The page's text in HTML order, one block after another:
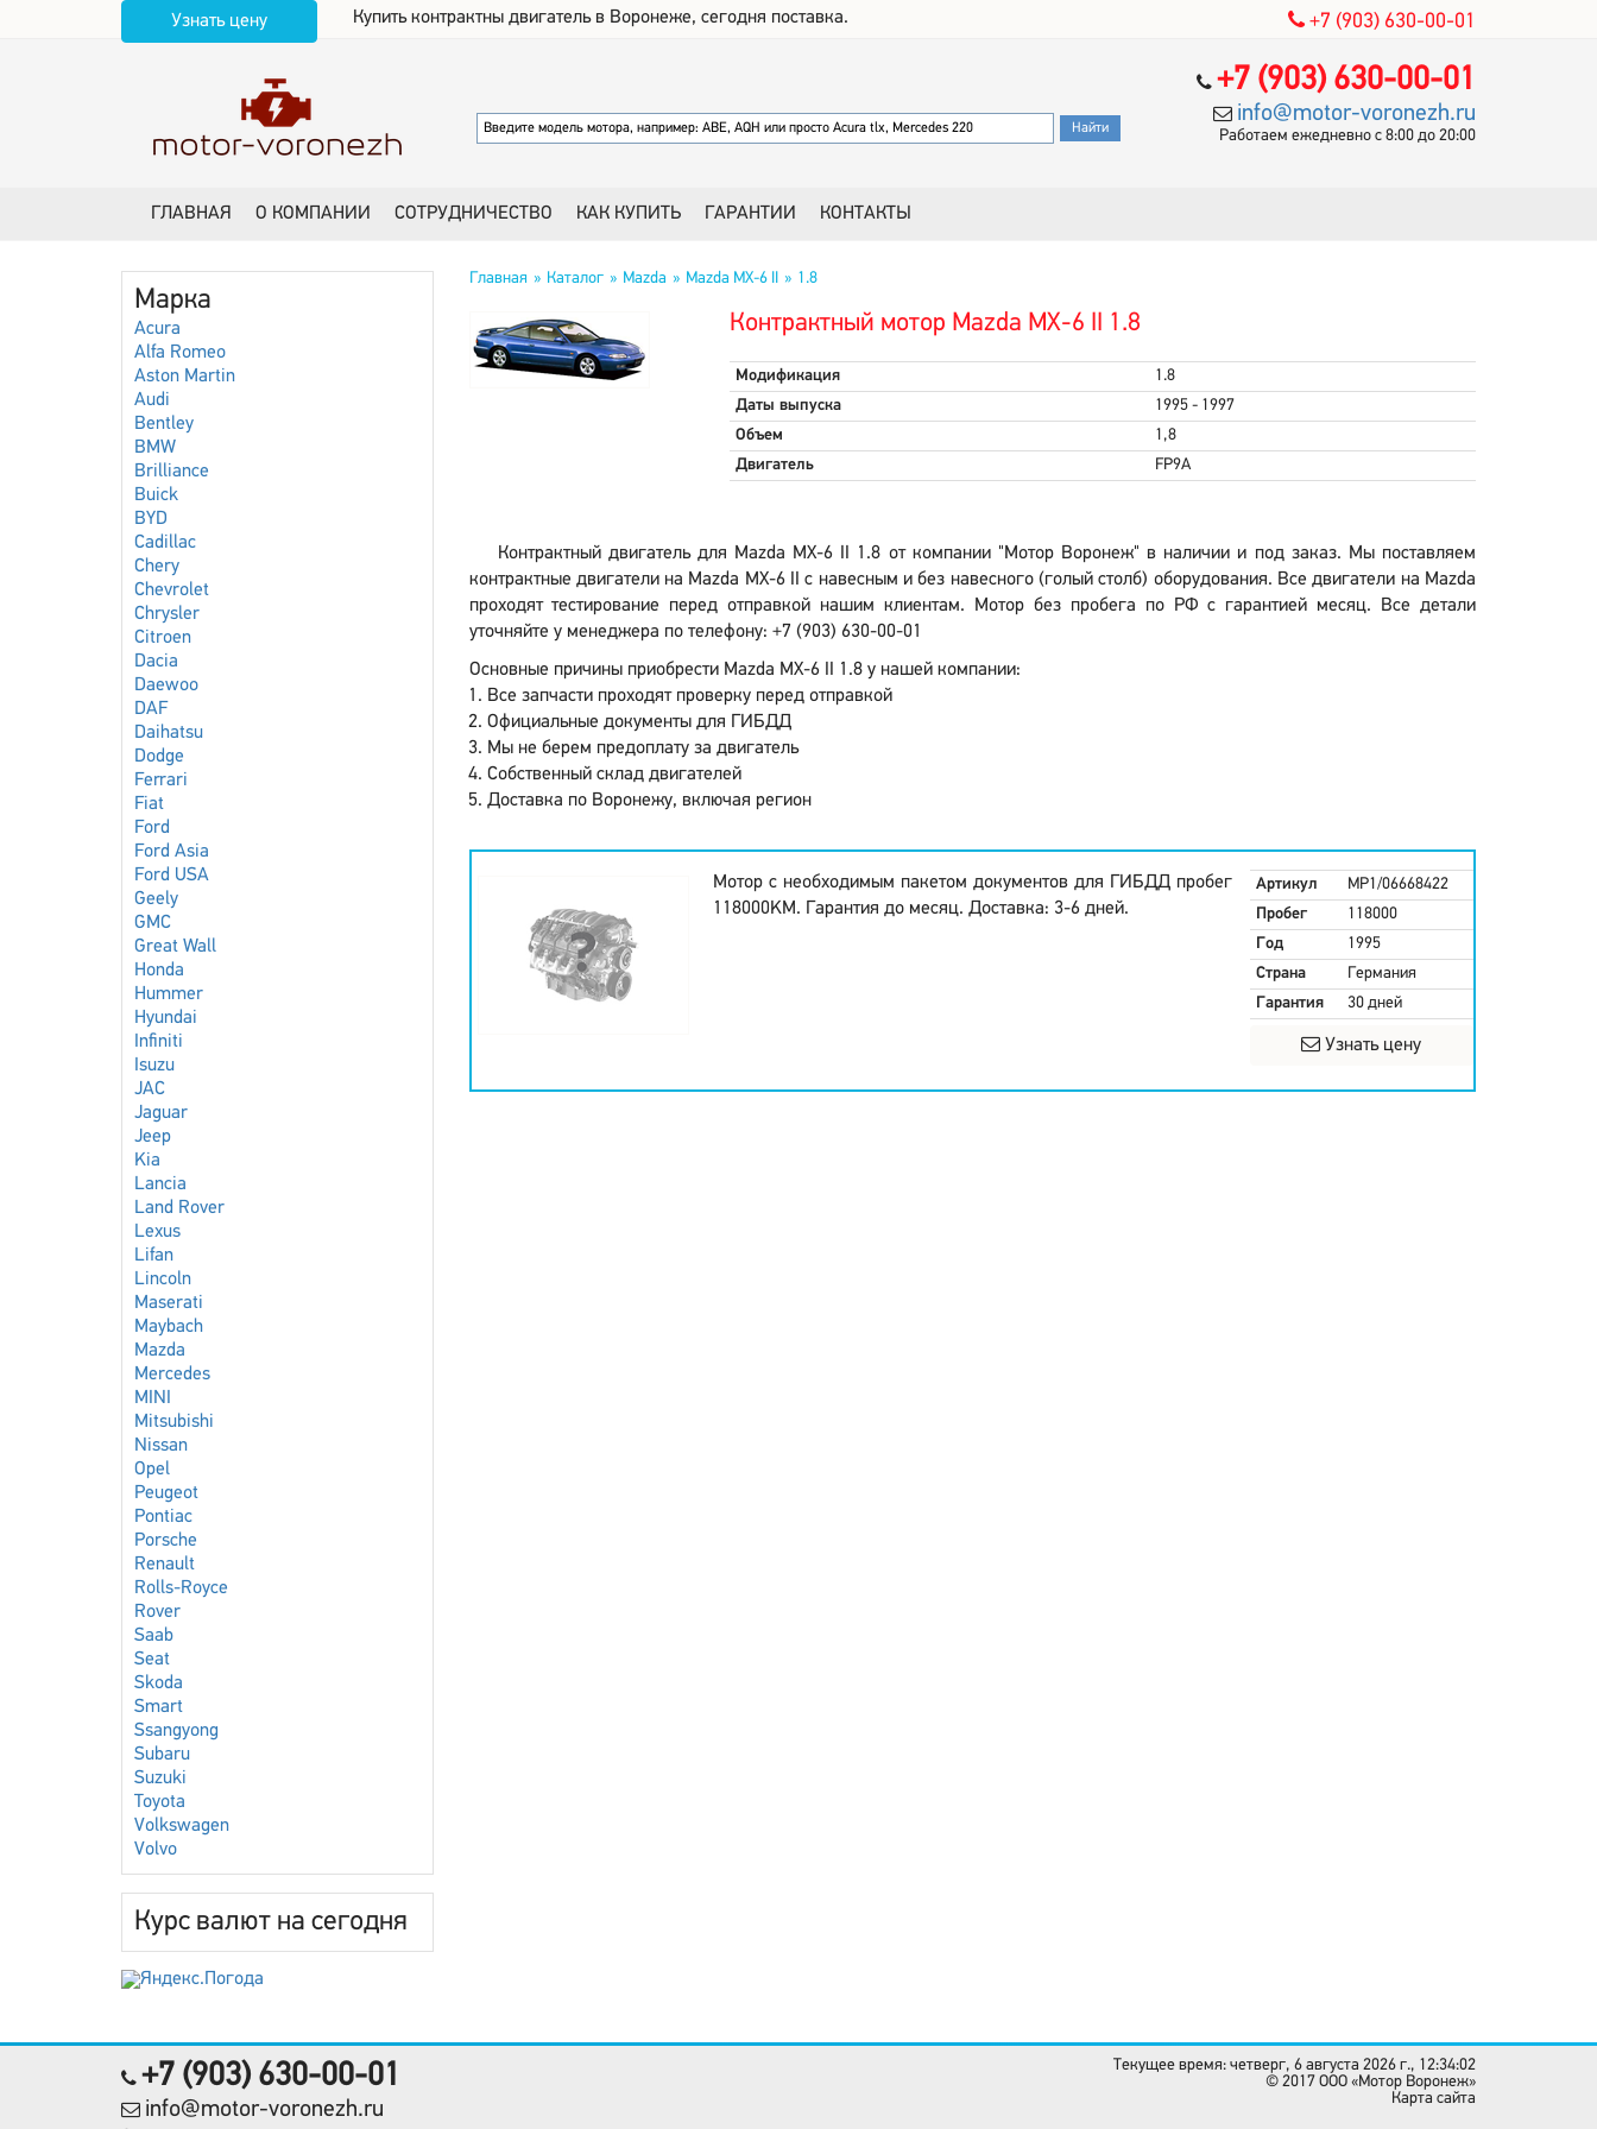
Узнать цену Купить контрактны двигатель в Воронеже, сегодня поставка. +7 (903) 630-00-01
+7 (903) 630-00-01
info@motor-voronezh.ru
Работаем ежедневно с 8:00 до 20:00
ГЛАВНАЯ О КОМПАНИИ СОТРУДНИЧЕСТВО КАК КУПИТЬ ГАРАНТИИ КОНТАКТЫ
Марка
Acura
Alfa Romeo
Aston Martin
Audi
Bentley
BMW
Brilliance
Buick
BYD
Cadillac
Chery
Chevrolet
Chrysler
Citroen
Dacia
Daewoo
DAF
Daihatsu
Dodge
Ferrari
Fiat
Ford
Ford Asia
Ford USA
Geely
GMC
Great Wall
Honda
Hummer
Hyundai
Infiniti
Isuzu
JAC
Jaguar
Jeep
Kia
Lancia
Land Rover
Lexus
Lifan
Lincoln
Maserati
Maybach
Mazda
Mercedes
MINI
Mitsubishi
Nissan
Opel
Peugeot
Pontiac
Porsche
Renault
Rolls-Royce
Rover
Saab
Seat
Skoda
Smart
Ssangyong
Subaru
Suzuki
Toyota
Volkswagen
Volvo
Курс валют на сегодня
Главная Каталог Mazda Mazda MX-6 II 1.8
Контрактный мотор Mazda MX-6 II 1.8
Модификация
1.8
Даты выпуска
1995 - 1997
Объем
1,8
Двигатель
FP9A
Контрактный двигатель для Mazda MX-6 II 1.8 от компании "Мотор Воронеж" в наличии и под заказ. Мы поставляем
контрактные двигатели на Mazda MX-6 II с навесным и без навесного (голый столб) оборудования. Все двигатели на Mazda
проходят тестирование перед отправкой нашим клиентам. Мотор без пробега по РФ с гарантией месяц. Все детали
уточняйте у менеджера по телефону: +7 (903) 630-00-01
Основные причины приобрести Mazda MX-6 II 1.8 у нашей компании:
Все запчасти проходят проверку перед отправкой
Официальные документы для ГИБДД
Мы не берем предоплату за двигатель
Собственный склад двигателей
Доставка по Воронежу, включая регион
Мотор с необходимым пакетом документов для ГИБДД пробег
118000KM. Гарантия до месяц. Доставка: 3-6 дней.
Артикул
MP1/06668422
Пробег
118000
Год
1995
Страна
Германия
Гарантия
30 дней
Узнать цену
+7 (903) 630-00-01
info@motor-voronezh.ru
Текущее время: четверг, 6 августа 2026 г., 12:34:02
© 2017 OOO «Мотор Воронеж»
Карта сайта